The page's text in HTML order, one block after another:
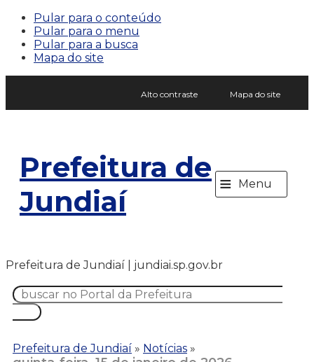
Pular para o conteúdo
Pular para o menu
Pular para a busca
Mapa do site
Alto contraste Mapa do site
Prefeitura de
Jundiaí
≡ Menu
Prefeitura de Jundiaí | jundiai.sp.gov.br
Prefeitura de Jundiaí » Notícias »